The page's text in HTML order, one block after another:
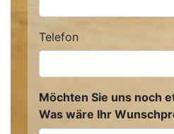
Telefon
Möchten Sie uns noch
Was wäre Ihr